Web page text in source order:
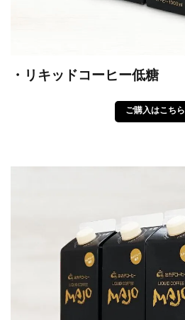
・リキッドコーヒー低糖
ご購入はこちら